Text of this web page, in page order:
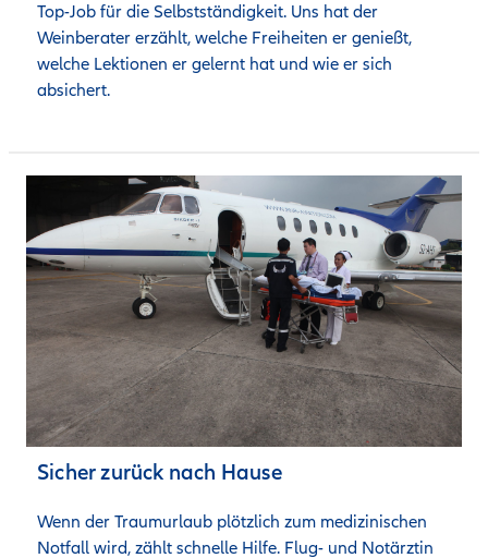
Top-Job für die Selbstständigkeit. Uns hat der
Weinberater erzählt, welche Freiheiten er genießt,
welche Lektionen er gelernt hat und wie er sich
absichert.
Sicher zurück nach Hause
Wenn der Traumurlaub plötzlich zum medizinischen
Notfall wird, zählt schnelle Hilfe. Flug- und Notärztin